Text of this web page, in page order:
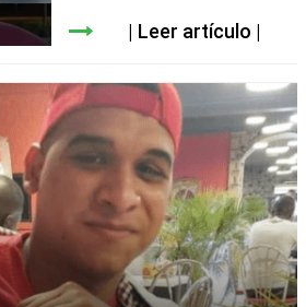
Leer artículo